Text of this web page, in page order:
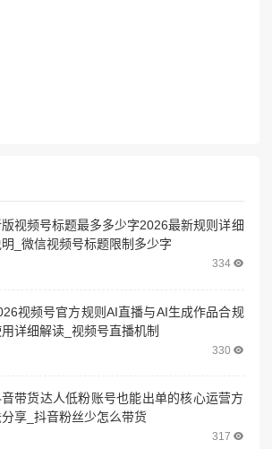
视频号标题最多多少字2026最新规则详细
_微信视频号标题限制多少字
334
视频号官方规则AI直播与AI生成作品合规
详细解读_视频号直播机制
330
带货达人低粉账号也能出单的核心运营方
分享_抖音粉丝少怎么带货
317